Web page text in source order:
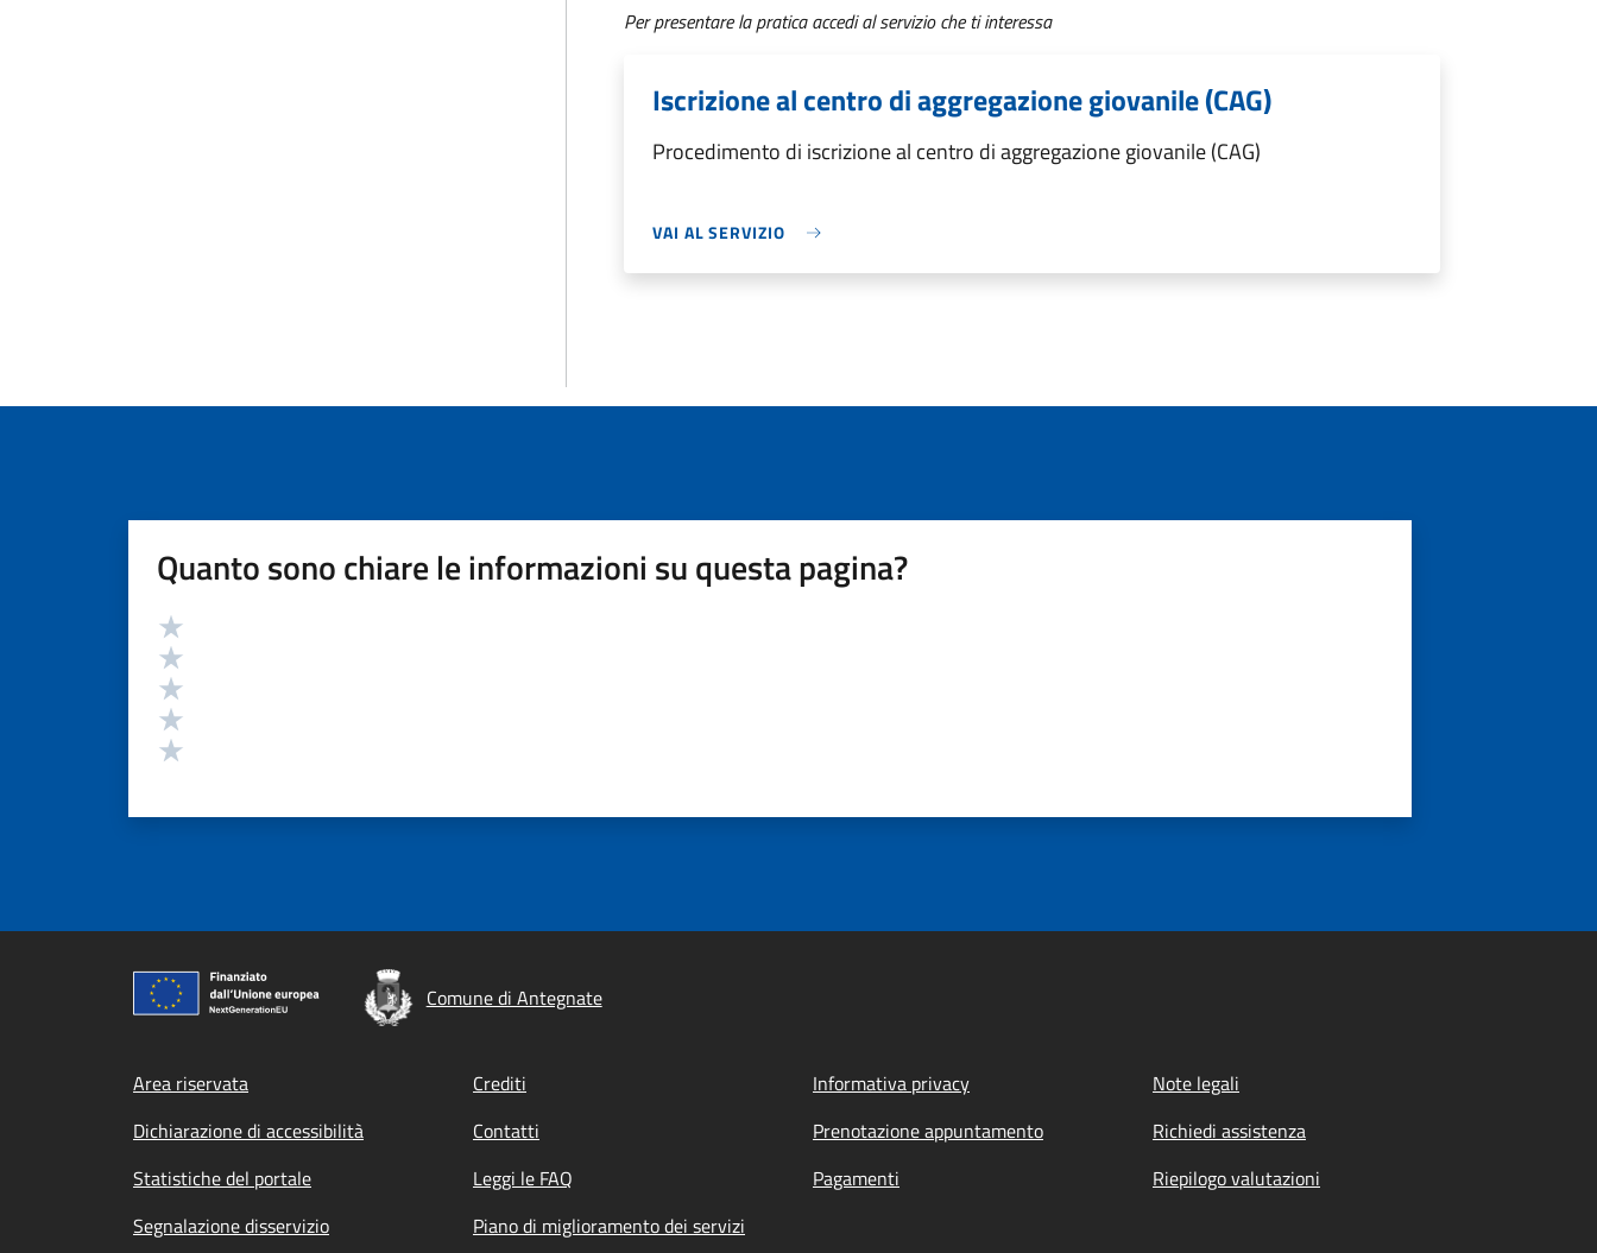
Per presentare la pratica accedi al servizio che ti interessa
Iscrizione al centro di aggregazione giovanile (CAG)
Procedimento di iscrizione al centro di aggregazione giovanile (CAG)
VAI AL SERVIZIO
Quanto sono chiare le informazioni su questa pagina?
Valutazione
Comune di Antegnate
Footer menu
Area riservata Crediti Informativa privacy
Note legali
Dichiarazione di accessibilità
Contatti Prenotazione appuntamento
Richiedi assistenza
Statistiche del portale
Leggi le FAQ Pagamenti
Riepilogo valutazioni
Segnalazione disservizio
Piano di miglioramento dei servizi